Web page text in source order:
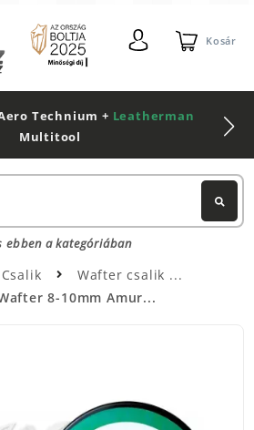
Kosár
Technium + Leatherman
Multitool
ebben a kategóriában
Csalik
Wafter csalik
8-10mm Amur...